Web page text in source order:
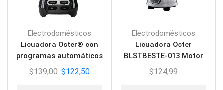
Electrodomésticos
Licuadora Oster® con
programas automáticos
y tecnología reversible
$139,00 $122,50
Electrodomésticos
Licuadora Oster
BLSTBESTE-013 Motor
Reversible en Aluminio
$124,99